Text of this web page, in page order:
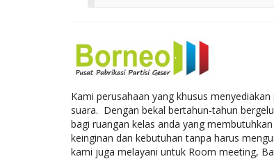
Kami perusahaan yang khusus
suara. Dengan bekal bertahun-tahun
bagi ruangan kelas anda yang
keinginan dan kebutuhan tanpa harus
kami juga melayani untuk Room meeting,